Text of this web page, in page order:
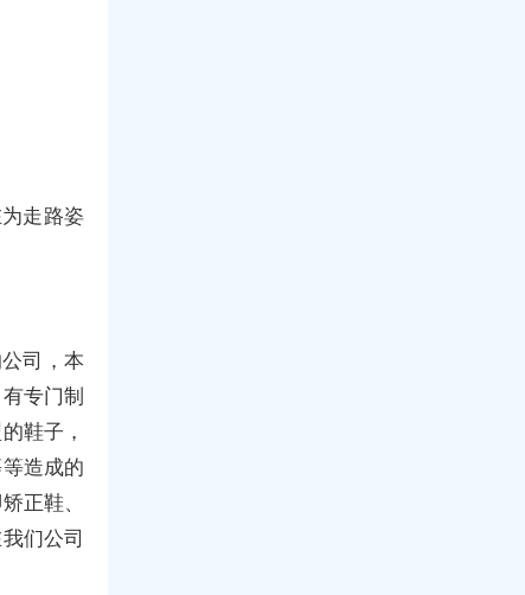
走路姿
司，本
专门制
鞋子，
造成的
正鞋、
们公司